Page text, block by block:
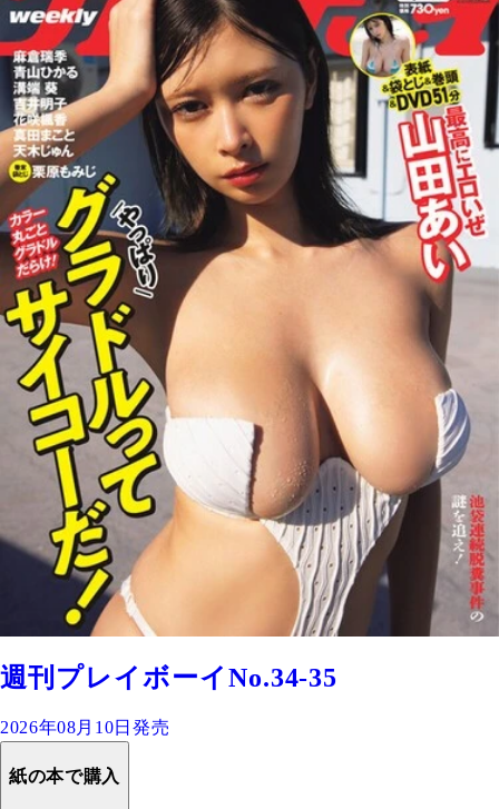
週刊プレイボーイNo.34-35
2026年08月10日発売
紙の本で購入